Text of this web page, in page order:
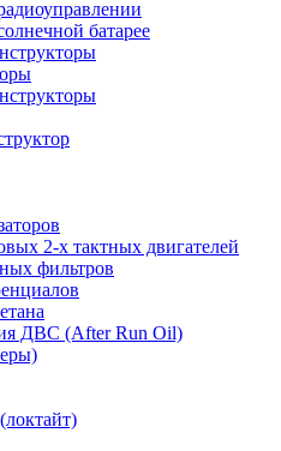
батарее
2-х тактных двигателей
фильтров
ДВС (After Run Oil)